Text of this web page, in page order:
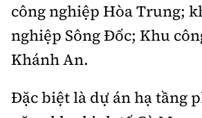
công nghiệp Hòa Trung;
nghiệp Sông Đốc; Khu
Khánh An.
Đặc biệt là dự án hạ tầng